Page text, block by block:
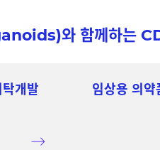
와 함께하는
개발 임상용 의약